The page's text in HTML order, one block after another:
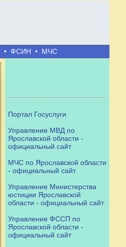
• ФСИН • МЧС
Портал Госуслуги
Управление МВД по
Ярославской области -
официальный сайт
МЧС по Ярославской области
- официальный сайт
Управление Министерства
юстиции Ярославской
области - официальный сайт
Управление ФССП по
Ярославской области -
официальный сайт